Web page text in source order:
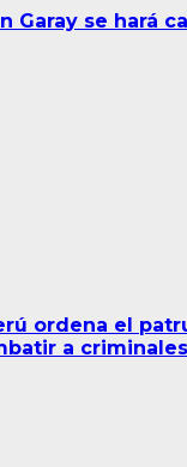
Garay se hará
ordena el
a criminales